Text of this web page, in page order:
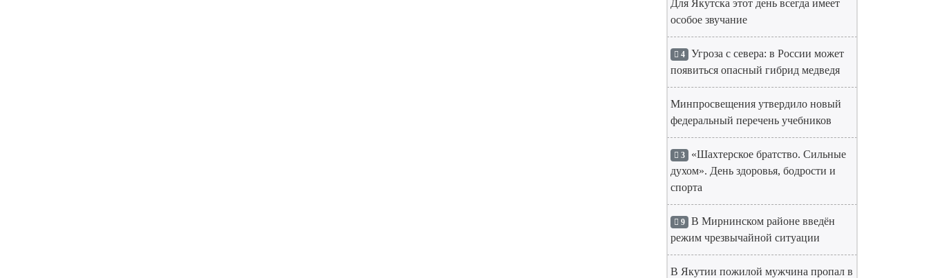
Для Якутска этот день всегда имеет
особое звучание
4 Угроза с севера: в России может
появиться опасный гибрид медведя
Минпросвещения утвердило новый
федеральный перечень учебников
3 «Шахтерское братство. Сильные
духом». День здоровья, бодрости и
спорта
9 В Мирнинском районе введён
режим чрезвычайной ситуации
В Якутии пожилой мужчина пропал в